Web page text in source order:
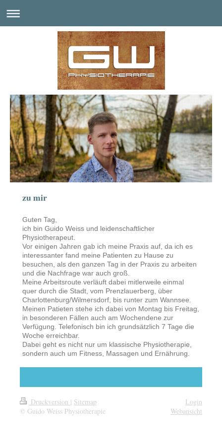
zu mir
Guten Tag,
ich bin Guido Weiss und leidenschaftlicher
Physiotherapeut.
Vor einigen Jahren gab ich meine Praxis auf, da ich es
interessanter fand meine Patienten zu Hause zu
besuchen, als den ganzen Tag in der Praxis zu arbeiten
und die Nachfrage war auch groß.
Meine Arbeitsroute verläuft dabei mitlerweile einmal
quer durch die Stadt, vom Prenzlauerberg, über
Charlottenburg/Wilmersdorf, bis runter zum Wannsee.
Meinen Patieten stehe ich dabei von Montag bis Freitag,
in besonderen Fällen auch am Wochendene zur
Verfügung. Telefonisch bin ich grundsätzlich 7 Tage die
Woche erreichbar.
Dabei geht es nicht nur um klassische Physiotherapie,
sondern auch um Fitness, Massagen und Ernährung.
Druckversion | Sitemap
© Guido Weiss Physiotherapie
Login
Webansicht